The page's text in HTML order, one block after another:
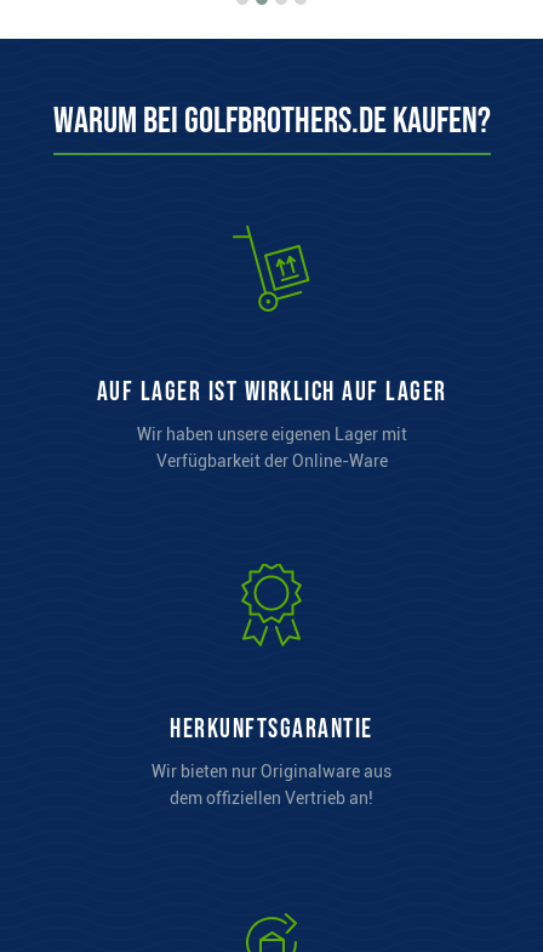
Warum bei Golfbrothers.de kaufen?
auf Lager ist wirklich auf Lager
Wir haben unsere eigenen Lager mit
Verfügbarkeit der Online-Ware
Herkunftsgarantie
Wir bieten nur Originalware aus
dem offiziellen Vertrieb an!